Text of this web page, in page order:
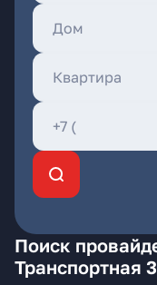
Поиск
Транспортная